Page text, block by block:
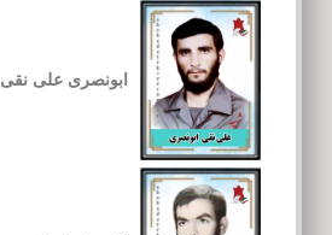
ابونصری علی نقی